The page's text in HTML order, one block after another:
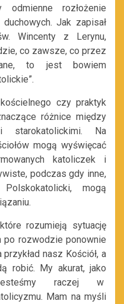
odmienne rozłożenie
Jak zapisał
Wincenty z Lerynu,
co zawsze, co przez
to jest bowiem
czy praktyk
różnice między
starokatolickimi. Na
mogą wyświęcać
katoliczek i
podczas gdy inne,
mogą
rozumieją sytuację
rozwodzie ponownie
nasz Kościół, a
robić. My akurat, jako
raczej w
Mam na myśli